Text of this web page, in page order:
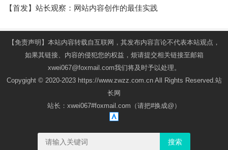
【首发】站长观察：网站内容创作的最佳实践
【免责声明】本站内容转载自互联网，其发布内容言论不代表本站观点，
如果其链接、内容的侵犯您的权益，烦请提交相关链接至邮箱
xwei067@foxmail.com我们将及时予以处理。
Copygight © 2020-2023 https://www.zwzz.com.cn All Rights Reserved.站
长网
站长：xwei067#foxmail.com（请把#换成@）
搜索